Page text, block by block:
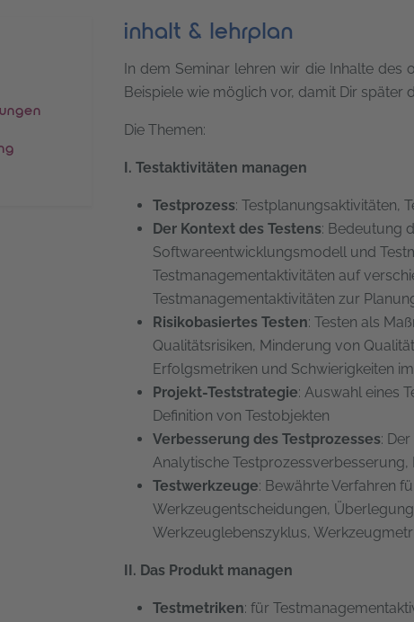
inhalt & lehrplan
In dem Seminar lehren wir die Inhalte des
Beispiele wie möglich vor, damit Dir später
Die Themen:
I. Testaktivitäten managen
Testprozess: Testplanungsaktivitäten,
Der Kontext des Testens: Bedeutung
Softwareentwicklungsmodell und
Testmanagementaktivitäten auf
Testmanagementaktivitäten zur
Risikobasiertes Testen: Testen als
Qualitätsrisiken, Minderung von
Erfolgsmetriken und Schwierigkeiten
Projekt-Teststrategie: Auswahl eines
Definition von Testobjekten
Verbesserung des Testprozesses:
Analytische Testprozessverbesserung,
Testwerkzeuge: Bewährte Verfahren
Werkzeugentscheidungen,
Werkzeuglebenszyklus,
II. Das Produkt managen
Testmetriken: für